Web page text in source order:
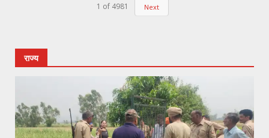
1 of 4981 Next
राज्य